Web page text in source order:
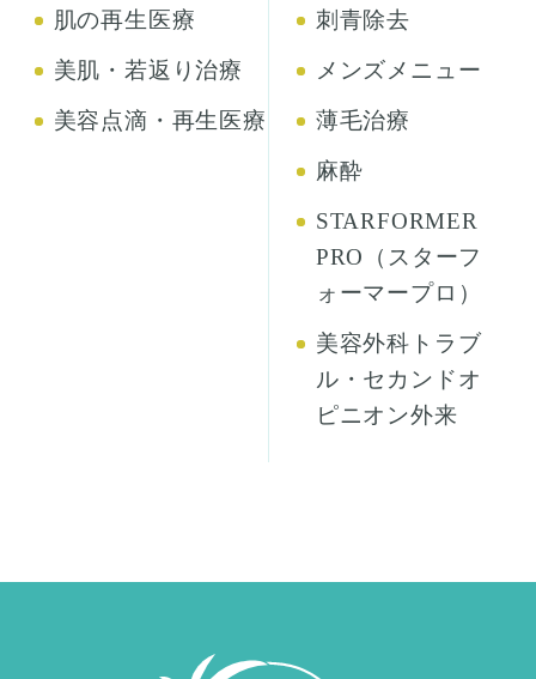
肌の再生医療
美肌・若返り治療
美容点滴・再生医療
刺青除去
メンズメニュー
薄毛治療
麻酔
STARFORMER
PRO（スターフ
ォーマープロ）
美容外科トラブ
ル・セカンドオ
ピニオン外来